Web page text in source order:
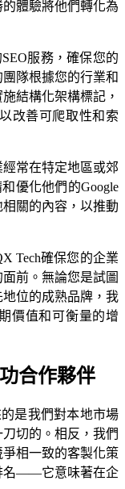
體驗將他們轉化為
服務，確保您的
隊根據您的行業和
結構化架構標記，
改善可爬取性和索
常在特定地區或郊
優化他們的Google
關的內容，以推動
Tech確保您的企業
前。無論您是試圖
位的成熟品牌，我
價值和可衡量的增
合作夥伴
是我們對本地市場
切的。相反，我們
相一致的客製化策
名——它意味著在企